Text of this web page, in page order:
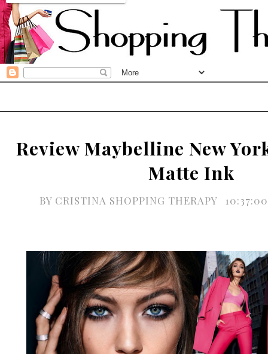
Review Maybelline New
Matte Ink
BY CRISTINA SHOPPING THERAPY